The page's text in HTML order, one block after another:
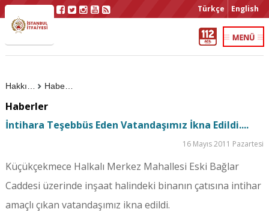
Türkçe English
Haberler
Haberler
İntihara Teşebbüs Eden Vatandaşımız İkna Edildi....
16 Mayıs 2011 Pazartesi
Küçükçekmece Halkalı Merkez Mahallesi Eski Bağlar
Caddesi üzerinde inşaat halindeki binanın çatısına intihar
amaçlı çıkan vatandaşımız ikna edildi.